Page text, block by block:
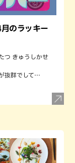
のラッキー
つ きゅうしかせ
抜群でして…